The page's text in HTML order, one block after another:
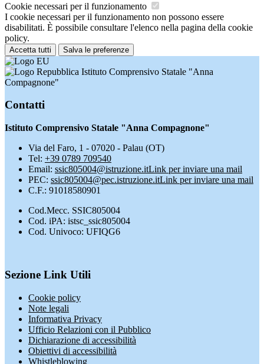
Cookie necessari per il funzionamento
I cookie necessari per il funzionamento non possono essere
disabilitati. È possibile consultare l'elenco nella pagina della cookie
policy.
Accetta tutti Salva le preferenze
Istituto Comprensivo Statale "Anna
Compagnone"
Contatti
Istituto Comprensivo Statale "Anna Compagnone"
Via del Faro, 1 - 07020 - Palau (OT)
Tel: +39 0789 709540
Email: ssic805004@istruzione.itLink per inviare una mail
PEC: ssic805004@pec.istruzione.itLink per inviare una mail
C.F.: 91018580901
Cod.Mecc. SSIC805004
Cod. iPA: istsc_ssic805004
Cod. Univoco: UFIQG6
Sezione Link Utili
Cookie policy
Note legali
Informativa Privacy
Ufficio Relazioni con il Pubblico
Dichiarazione di accessibilità
Obiettivi di accessibilità
Whistleblowing